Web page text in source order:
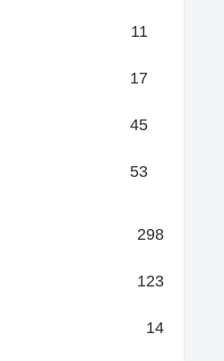
11
17
45
53
298
123
14